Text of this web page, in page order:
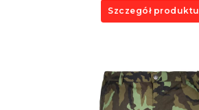
Szczegół produktu